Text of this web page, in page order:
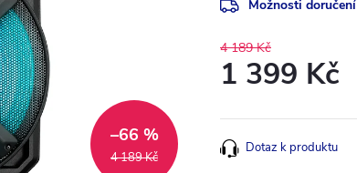
4 189 Kč
–66 %
Možnosti doručení
4 189 Kč
1 399 Kč
cena:
Dotaz k produktu